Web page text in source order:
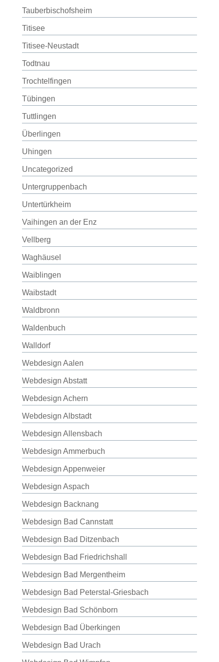
Tauberbischofsheim
Titisee
Titisee-Neustadt
Todtnau
Trochtelfingen
Tübingen
Tuttlingen
Überlingen
Uhingen
Uncategorized
Untergruppenbach
Untertürkheim
Vaihingen an der Enz
Vellberg
Waghäusel
Waiblingen
Waibstadt
Waldbronn
Waldenbuch
Walldorf
Webdesign Aalen
Webdesign Abstatt
Webdesign Achern
Webdesign Albstadt
Webdesign Allensbach
Webdesign Ammerbuch
Webdesign Appenweier
Webdesign Aspach
Webdesign Backnang
Webdesign Bad Cannstatt
Webdesign Bad Ditzenbach
Webdesign Bad Friedrichshall
Webdesign Bad Mergentheim
Webdesign Bad Peterstal-Griesbach
Webdesign Bad Schönborn
Webdesign Bad Überkingen
Webdesign Bad Urach